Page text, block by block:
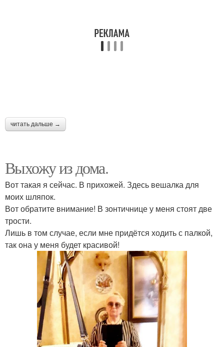
читать дальше →
Выхожу из дома.
Вот такая я сейчас. В прихожей. Здесь вешалка для
моих шляпок.
Вот обратите внимание! В зонтичнице у меня стоят две
трости.
Лишь в том случае, если мне придётся ходить с палкой,
так она у меня будет красивой!